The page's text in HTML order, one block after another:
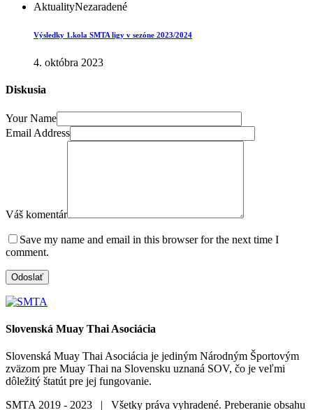
AktualityNezaradené
Výsledky 1.kola SMTA ligy v sezóne 2023/2024
4. októbra 2023
Diskusia
Your Name
Email Address
Váš komentár
Save my name and email in this browser for the next time I
comment.
Slovenská Muay Thai Asociácia
Slovenská Muay Thai Asociácia je jediným Národným Športovým
zväzom pre Muay Thai na Slovensku uznaná SOV, čo je veľmi
dôležitý štatút pre jej fungovanie.
SMTA 2019 - 2023 | Všetky práva vyhradené. Preberanie obsahu